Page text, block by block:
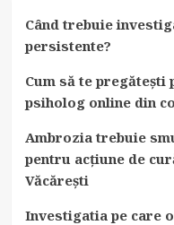
Când trebuie
persistente?
Cum să te pregătești
psiholog online din
Ambrozia trebuie
pentru acțiune de
Văcărești
Investigatia pe care